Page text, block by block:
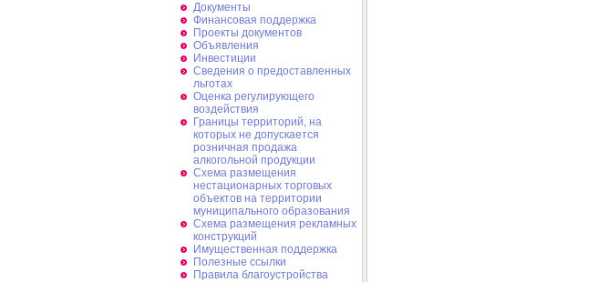
Документы
Финансовая поддержка
Проекты документов
Объявления
Инвестиции
Сведения о предоставленных
льготах
Оценка регулирующего
воздействия
Границы территорий, на
которых не допускается
розничная продажа
алкогольной продукции
Схема размещения
нестационарных торговых
объектов на территории
муниципального образования
Схема размещения рекламных
конструкций
Имущественная поддержка
Полезные ссылки
Правила благоустройства